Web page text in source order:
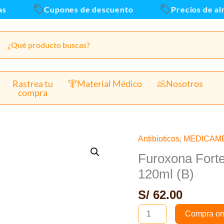
Cupones de descuento Precios de
Rastrea tu
compra
Material Médico Nosotros
Antibioticos,
Furoxona
120ml (B)
S/ 62.00
Furoxona
Forte
Jarabe
-
Frasco
120ml
Compra